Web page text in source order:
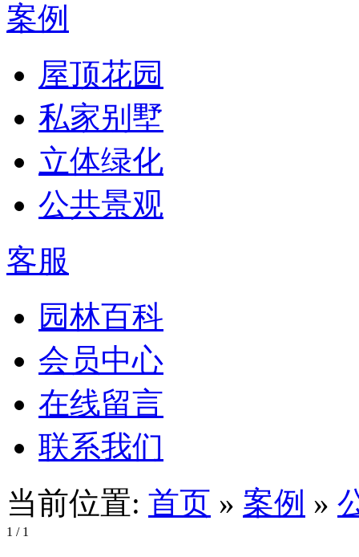
案例
屋顶花园
私家别墅
立体绿化
公共景观
客服
园林百科
会员中心
在线留言
联系我们
当前位置: 首页 » 案例 »
1 / 1